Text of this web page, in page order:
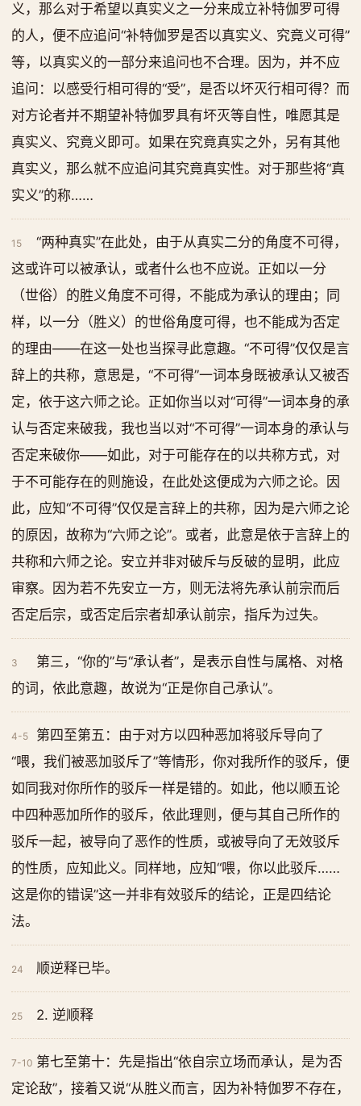
义，那么对于希望以真实义之一分来成立补特伽罗可得
的人，便不应追问“补特伽罗是否以真实义、究竟义可得”
等，以真实义的一部分来追问也不合理。因为，并不应
追问：以感受行相可得的“受”，是否以坏灭行相可得？而
对方论者并不期望补特伽罗具有坏灭等自性，唯愿其是
真实义、究竟义即可。如果在究竟真实之外，另有其他
真实义，那么就不应追问其究竟真实性。对于那些将“真
实义”的称……
15
“两种真实”在此处，由于从真实二分的角度不可得，
这或许可以被承认，或者什么也不应说。正如以一分
（世俗）的胜义角度不可得，不能成为承认的理由；同
样，以一分（胜义）的世俗角度可得，也不能成为否定
的理由——在这一处也当探寻此意趣。“不可得”仅仅是言
辞上的共称，意思是，“不可得”一词本身既被承认又被否
定，依于这六师之论。正如你当以对“可得”一词本身的承
认与否定来破我，我也当以对“不可得”一词本身的承认与
否定来破你——如此，对于可能存在的以共称方式，对
于不可能存在的则施设，在此处这便成为六师之论。因
此，应知“不可得”仅仅是言辞上的共称，因为是六师之论
的原因，故称为“六师之论”。或者，此意是依于言辞上的
共称和六师之论。安立并非对破斥与反破的显明，此应
审察。因为若不先安立一方，则无法将先承认前宗而后
否定后宗，或否定后宗者却承认前宗，指斥为过失。
3
第三，“你的”与“承认者”，是表示自性与属格、对格
的词，依此意趣，故说为“正是你自己承认”。
4-5
第四至第五：由于对方以四种恶加将驳斥导向了
“喂，我们被恶加驳斥了”等情形，你对我所作的驳斥，便
如同我对你所作的驳斥一样是错的。如此，他以顺五论
中四种恶加所作的驳斥，依此理则，便与其自己所作的
驳斥一起，被导向了恶作的性质，或被导向了无效驳斥
的性质，应知此义。同样地，应知“喂，你以此驳斥……
这是你的错误”这一并非有效驳斥的结论，正是四结论
法。
24 顺逆释已毕。
25 2. 逆顺释
7-10 第七至第十：先是指出“依自宗立场而承认，是为否
定论敌”，接着又说“从胜义而言，因为补特伽罗不存在，